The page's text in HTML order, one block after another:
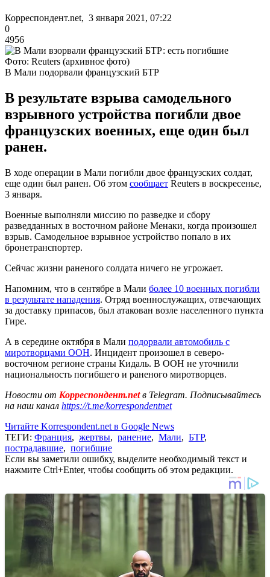
Корреспондент.net, 3 января 2021, 07:22
0
4956
Фото: Reuters (архивное фото)
В Мали подорвали французский БТР
В результате взрыва самодельного
взрывного устройства погибли двое
французских военных, еще один был
ранен.
В ходе операции в Мали погибли двое французских солдат,
еще один был ранен. Об этом сообщает Reuters в воскресенье,
3 января.
Военные выполняли миссию по разведке и сбору
разведданных в восточном районе Менаки, когда произошел
взрыв. Самодельное взрывное устройство попало в их
бронетранспортер.
Сейчас жизни раненого солдата ничего не угрожает.
Напомним, что в сентябре в Мали более 10 военных погибли
в результате нападения. Отряд военнослужащих, отвечающих
за доставку припасов, был атакован возле населенного пункта
Гире.
А в середине октября в Мали подорвали автомобиль с
миротворцами ООН. Инцидент произошел в северо-
восточном регионе страны Кидаль. В ООН не уточнили
национальность погибшего и раненого миротворцев.
Новости от Корреспондент.netв Telegram. Подписывайтесь
на наш канал https://t.me/korrespondentnet
Читайте Korrespondent.net в Google News
ТЕГИ: Франция, жертвы, ранение, Мали, БТР,
пострадавшие, погибшие
Если вы заметили ошибку, выделите необходимый текст и
нажмите Ctrl+Enter, чтобы сообщить об этом редакции.